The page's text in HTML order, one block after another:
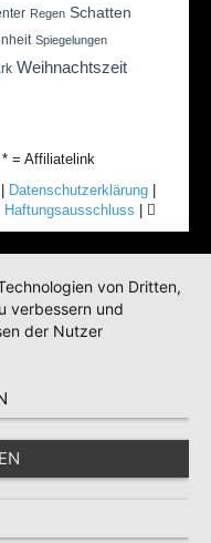
Regen Schatten
Spiegelungen
Weihnachtszeit
= Affiliatelink
Datenschutzerklärung
Haftungsausschluss
von Dritten,
verbessern und
der Nutzer